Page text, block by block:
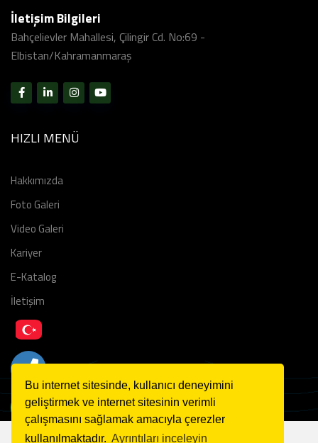
Bu internet sitesinde, kullanıcı deneyimini
geliştirmek ve internet sitesinin verimli
çalışmasını sağlamak amacıyla çerezler
kullanılmaktadır. Ayrıntıları inceleyin
İletişim Bilgileri
Bahçelievler Mahallesi, Çilingir Cd. No:69 -
Elbistan/Kahramanmaraş
HIZLI MENÜ
Hakkımızda
Foto Galeri
Video Galeri
Kariyer
E-Katalog
İletişim